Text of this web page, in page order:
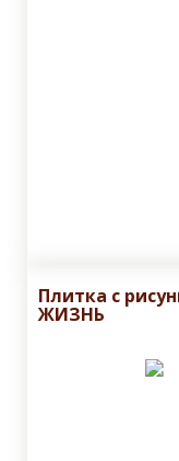
Плитка с
ЖИЗНЬ